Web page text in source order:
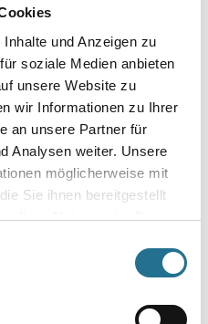
und Anzeigen zu
soziale Medien anbieten
unsere Website zu
wir Informationen zu Ihrer
an unsere Partner für
Analysen weiter. Unsere
möglicherweise mit
Sie ihnen bereitgestellt
Ihrer Nutzung der Dienste
WD
Kleberauftragsspachtel
180mm A2
4086-004788
Bitte einloggen, um Preise zu
sehen